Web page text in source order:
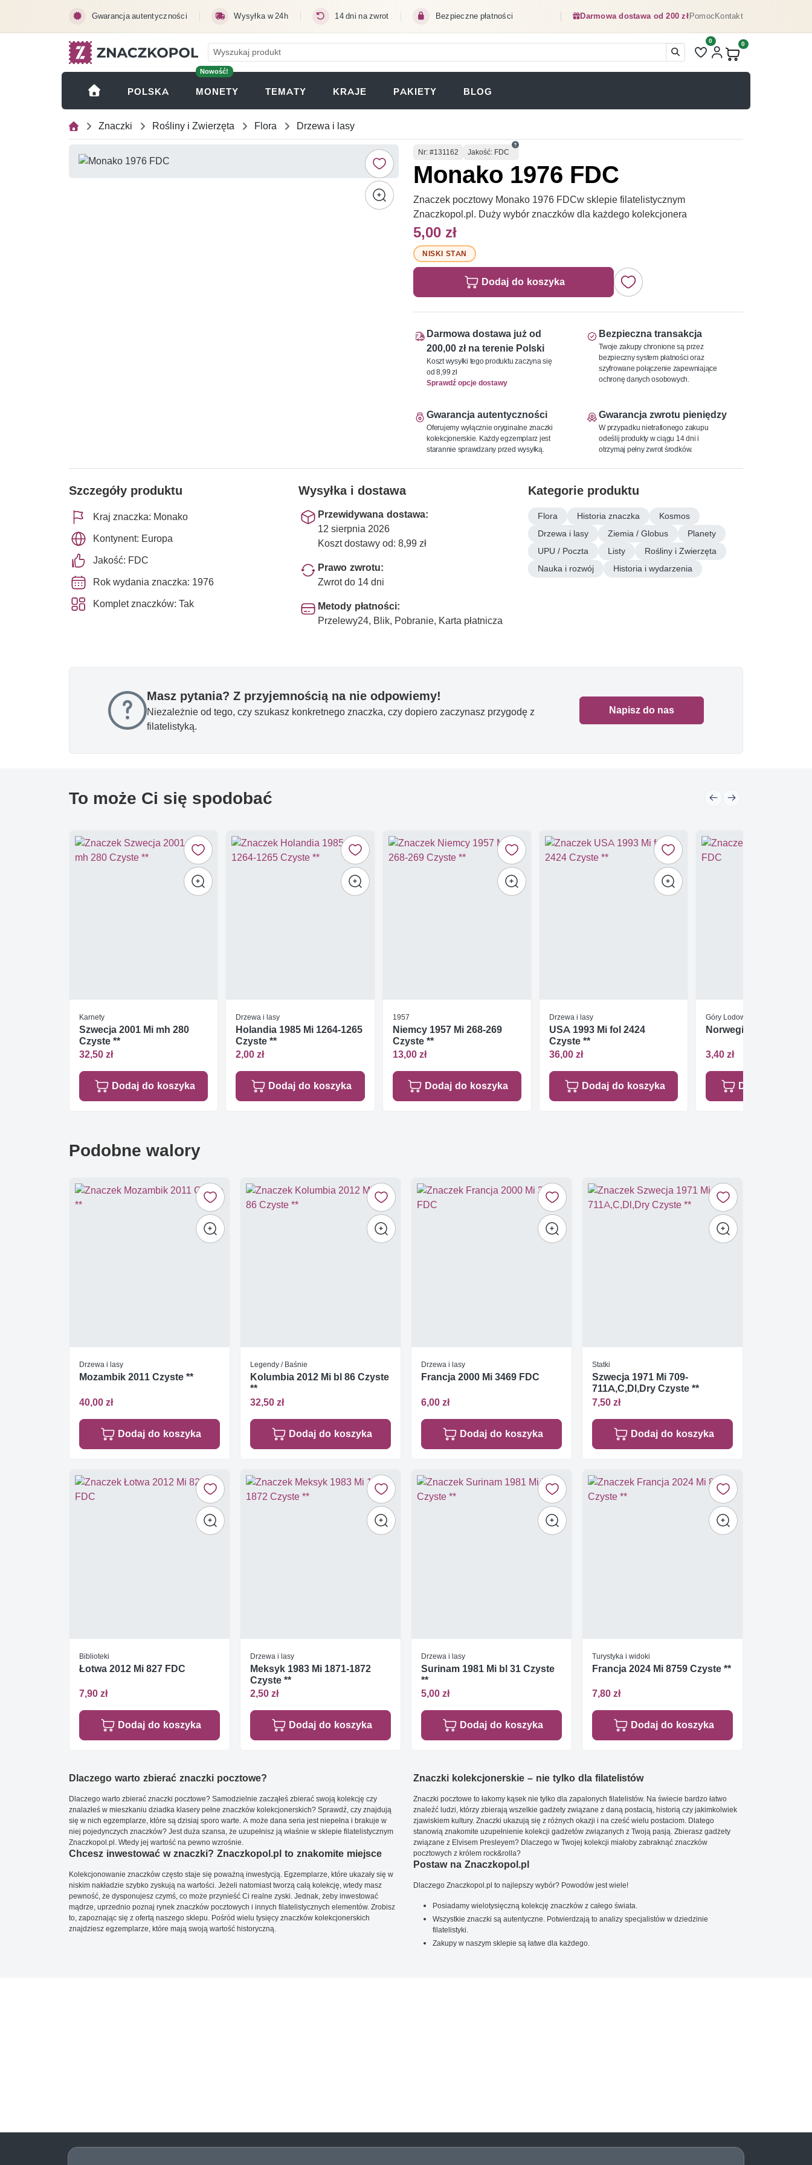
Gwarancja autentyczności Wysyłka w 24h 14 dni na zwrot Bezpieczne płatności Darmowa dostawa od 200 złPomocKontakt
Liczba pozycji na liście
0
Produkty w koszyku:
0
POLSKA
Nowość!
MONETY (OTWIERA SIĘ W NOWEJ KARCIE)
TEMATY KRAJE PAKIETY BLOG
Znaczki Rośliny i Zwierzęta Flora Drzewa i lasy
Numer
Nr: #131162 Jakość: FDC
Monako 1976 FDC
Znaczek pocztowy Monako 1976 FDCw sklepie filatelistycznym
Znaczkopol.pl. Duży wybór znaczków dla każdego kolekcjonera
5,00 zł
NISKI STAN
Dodaj do koszyka
Darmowa dostawa już od
200,00 zł na terenie Polski
Koszt wysyłki tego produktu zaczyna się
od 8,99 zł
Sprawdź opcje dostawy
Bezpieczna transakcja
Twoje zakupy chronione są przez
bezpieczny system płatności oraz
szyfrowane połączenie zapewniające
ochronę danych osobowych.
Gwarancja autentyczności
Oferujemy wyłącznie oryginalne znaczki
kolekcjonerskie. Każdy egzemplarz jest
starannie sprawdzany przed wysyłką.
Gwarancja zwrotu pieniędzy
W przypadku nietrafionego zakupu
odeślij produkty w ciągu 14 dni i
otrzymaj pełny zwrot środków.
Szczegóły produktu
Kraj znaczka: Monako
Kontynent: Europa
Jakość: FDC
Rok wydania znaczka: 1976
Komplet znaczków: Tak
Wysyłka i dostawa
Przewidywana dostawa:
12 sierpnia 2026
Koszt dostawy od: 8,99 zł
Prawo zwrotu:
Zwrot do 14 dni
Metody płatności:
Przelewy24, Blik, Pobranie, Karta płatnicza
Kategorie produktu
Flora Historia znaczka
Kosmos
Drzewa i lasy
Ziemia / Globus
Planety
UPU / Poczta
Listy
Rośliny i Zwierzęta
Nauka i rozwój
Historia i wydarzenia
Masz pytania? Z przyjemnością na nie odpowiemy!
Niezależnie od tego, czy szukasz konkretnego znaczka, czy dopiero zaczynasz przygodę z
filatelistyką.
Napisz do nas
To może Ci się spodobać
Karnety
Szwecja 2001 Mi mh 280
Czyste **
32,50 zł
Dodaj do koszyka
Drzewa i lasy
Holandia 1985 Mi 1264-1265
Czyste **
2,00 zł
Dodaj do koszyka
1957
Niemcy 1957 Mi 268-269
Czyste **
13,00 zł
Dodaj do koszyka
Drzewa i lasy
USA 1993 Mi fol 2424
Czyste **
36,00 zł
Dodaj do koszyka
Góry Lodowe / Lodowce
Norwegia 1965 FDC
3,40 zł
Dodaj do
Podobne walory
Drzewa i lasy
Mozambik 2011 Czyste **
40,00 zł
Dodaj do koszyka
Legendy / Baśnie
Kolumbia 2012 Mi bl 86 Czyste
**
32,50 zł
Dodaj do koszyka
Drzewa i lasy
Francja 2000 Mi 3469 FDC
6,00 zł
Dodaj do koszyka
Statki
Szwecja 1971 Mi 709-
711A,C,Dl,Dry Czyste **
7,50 zł
Dodaj do koszyka
Biblioteki
Łotwa 2012 Mi 827 FDC
7,90 zł
Dodaj do koszyka
Drzewa i lasy
Meksyk 1983 Mi 1871-1872
Czyste **
2,50 zł
Dodaj do koszyka
Drzewa i lasy
Surinam 1981 Mi bl 31 Czyste
**
5,00 zł
Dodaj do koszyka
Turystyka i widoki
Francja 2024 Mi 8759 Czyste **
7,80 zł
Dodaj do koszyka
Dlaczego warto zbierać znaczki pocztowe?
Dlaczego warto zbierać znaczki pocztowe? Samodzielnie zacząłeś zbierać swoją kolekcję czy
znalazłeś w mieszkaniu dziadka klasery pełne znaczków kolekcjonerskich? Sprawdź, czy znajdują
się w nich egzemplarze, które są dzisiaj sporo warte. A może dana seria jest niepełna i brakuje w
niej pojedynczych znaczków? Jest duża szansa, że uzupełnisz ją właśnie w sklepie filatelistycznym
Znaczkopol.pl. Wtedy jej wartość na pewno wzrośnie.
Chcesz inwestować w znaczki? Znaczkopol.pl to znakomite miejsce
Kolekcjonowanie znaczków często staje się poważną inwestycją. Egzemplarze, które ukazały się w
niskim nakładzie szybko zyskują na wartości. Jeżeli natomiast tworzą całą kolekcję, wtedy masz
pewność, że dysponujesz czymś, co może przynieść Ci realne zyski. Jednak, żeby inwestować
mądrze, uprzednio poznaj rynek znaczków pocztowych i innych filatelistycznych elementów. Zrobisz
to, zapoznając się z ofertą naszego sklepu. Pośród wielu tysięcy znaczków kolekcjonerskich
znajdziesz egzemplarze, które mają swoją wartość historyczną.
Znaczki kolekcjonerskie – nie tylko dla filatelistów
Znaczki pocztowe to łakomy kąsek nie tylko dla zapalonych filatelistów. Na świecie bardzo łatwo
znaleźć ludzi, którzy zbierają wszelkie gadżety związane z daną postacią, historią czy jakimkolwiek
zjawiskiem kultury. Znaczki ukazują się z różnych okazji i na cześć wielu postaciom. Dlatego
stanowią znakomite uzupełnienie kolekcji gadżetów związanych z Twoją pasją. Zbierasz gadżety
związane z Elvisem Presleyem? Dlaczego w Twojej kolekcji miałoby zabraknąć znaczków
pocztowych z królem rock&rolla?
Postaw na Znaczkopol.pl
Dlaczego Znaczkopol.pl to najlepszy wybór? Powodów jest wiele!
Posiadamy wielotysięczną kolekcję znaczków z całego świata.
Wszystkie znaczki są autentyczne. Potwierdzają to analizy specjalistów w dziedzinie
filatelistyki.
Zakupy w naszym sklepie są łatwe dla każdego.